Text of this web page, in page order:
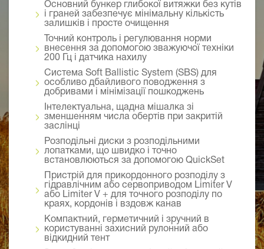
Основний бункер глибокої витяжки без кутів
і граней забезпечує мінімальну кількість
залишків і просте очищення
Точний контроль і регулювання норми
внесення за допомогою зважуючої техніки
200 Гц і датчика нахилу
Система Soft Ballistic System (SBS) для
особливо дбайливого поводження з
добривами і мінімізації пошкоджень
Інтелектуальна, щадна мішалка зі
зменшенням числа обертів при закритій
заслінці
Розподільні диски з розподільними
лопатками, що швидко і точно
встановлюються за допомогою QuickSet
Пристрій для прикордонного розподілу з
гідравлічним або сервоприводом Limiter V
або Limiter V + для точного розподілу по
краях, кордонів і вздовж канав
Компактний, герметичний і зручний в
користуванні захисний рулонний або
відкидний тент